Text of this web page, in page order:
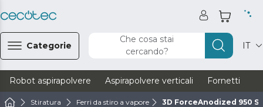
Categorie
Che cosa stai
cercando?
IT
Robot aspirapolvere Aspirapolvere verticali Fornetti
Stiratura Ferri da stiro a vapore 3D ForceAnodized 950